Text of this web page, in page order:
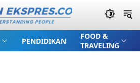
PENDIDIKAN
FOOD &
TRAVELING